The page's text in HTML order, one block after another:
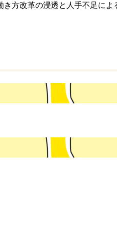
方改革の浸透と人手不足に